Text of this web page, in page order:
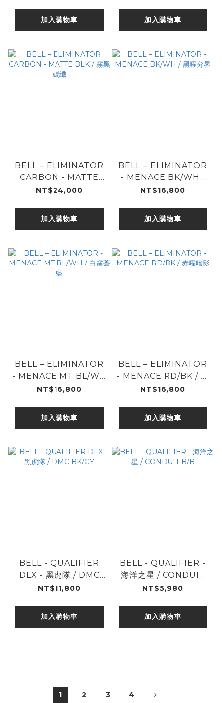
加入購物車 加入購物車
BELL – ELIMINATOR
CARBON - MATTE
BLK / 霧黑碳纖
NT$24,000
加入購物車
BELL – ELIMINATOR
- MENACE BK/WH /
黑曜分界
NT$16,800
加入購物車
BELL – ELIMINATOR
- MENACE MT BL/WH
/ 白霧蒼藍
NT$16,800
加入購物車
BELL – ELIMINATOR
- MENACE RD/BK / 赤
曜暗影
NT$16,800
加入購物車
BELL - QUALIFIER
DLX - 黑虎隊 / DMC
BK/GY
NT$11,800
加入購物車
BELL - QUALIFIER -
海洋之星 / CONDUIT
B/B
NT$5,980
加入購物車
1 2 3 4